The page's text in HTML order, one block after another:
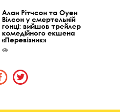
Алан Рітчсон та Оуен
Вілсон у смертельній
гонці: вийшов трейлер
комедійного екшена
«Перевізник»